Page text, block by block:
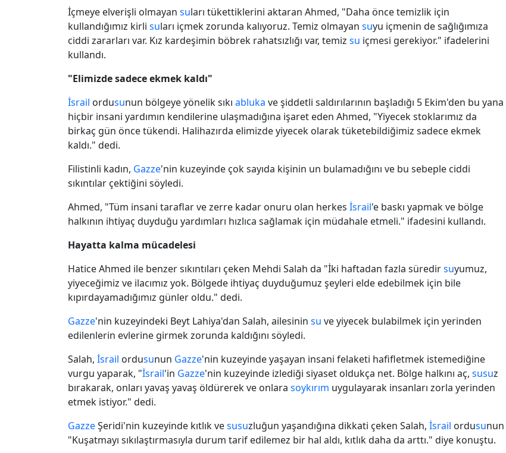
İçmeye elverişli olmayan suları tükettiklerini aktaran Ahmed, "Daha önce temizlik için
kullandığımız kirli suları içmek zorunda kalıyoruz. Temiz olmayan suyu içmenin de sağlığımıza
ciddi zararları var. Kız kardeşimin böbrek rahatsızlığı var, temiz su içmesi gerekiyor." ifadelerini
kullandı.
"Elimizde sadece ekmek kaldı"
İsrail ordusunun bölgeye yönelik sıkı abluka ve şiddetli saldırılarının başladığı 5 Ekim'den bu yana
hiçbir insani yardımın kendilerine ulaşmadığına işaret eden Ahmed, "Yiyecek stoklarımız da
birkaç gün önce tükendi. Halihazırda elimizde yiyecek olarak tüketebildiğimiz sadece ekmek
kaldı." dedi.
Filistinli kadın, Gazze'nin kuzeyinde çok sayıda kişinin un bulamadığını ve bu sebeple ciddi
sıkıntılar çektiğini söyledi.
Ahmed, "Tüm insani taraflar ve zerre kadar onuru olan herkes İsrail'e baskı yapmak ve bölge
halkının ihtiyaç duyduğu yardımları hızlıca sağlamak için müdahale etmeli." ifadesini kullandı.
Hayatta kalma mücadelesi
Hatice Ahmed ile benzer sıkıntıları çeken Mehdi Salah da "İki haftadan fazla süredirsuyumuz,
yiyeceğimiz ve ilacımız yok. Bölgede ihtiyaç duyduğumuz şeyleri elde edebilmek için bile
kıpırdayamadığımız günler oldu." dedi.
Gazze'nin kuzeyindeki Beyt Lahiya'dan Salah, ailesinin su ve yiyecek bulabilmek için yerinden
edilenlerin evlerine girmek zorunda kaldığını söyledi.
Salah, İsrail ordusunun Gazze'nin kuzeyinde yaşayan insani felaketi hafifletmek istemediğine
vurgu yaparak, "İsrail'in Gazze'nin kuzeyinde izlediği siyaset oldukça net. Bölge halkını aç, susuz
bırakarak, onları yavaş yavaş öldürerek ve onlara soykırım uygulayarak insanları zorla yerinden
etmek istiyor." dedi.
GazzeŞeridi'nin kuzeyinde kıtlık vesusuzluğun yaşandığına dikkati çeken Salah, İsrail ordusunun
"Kuşatmayı sıkılaştırmasıyla durum tarif edilemez bir hal aldı, kıtlık daha da arttı." diye konuştu.